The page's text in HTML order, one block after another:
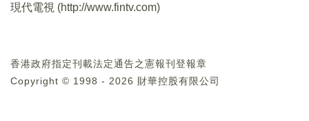
現代電視 (http://www.fintv.com)
香港政府指定刊載法定通告之憲報刊登報章
Copyright © 1998 - 2026 財華控股有限公司